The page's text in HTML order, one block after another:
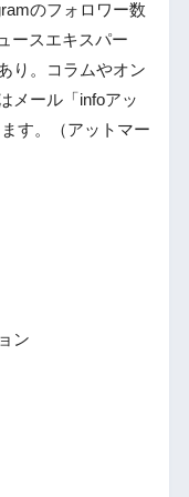
のフォロワー数
ースエキスパー
り。コラムやオン
メール「infoアッ
す。（アットマー
ン